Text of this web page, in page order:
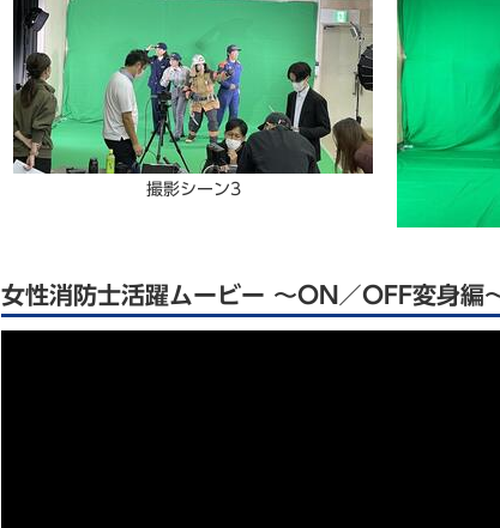
撮影シーン3
女性消防士活躍ムービー ～ON／OFF変身編